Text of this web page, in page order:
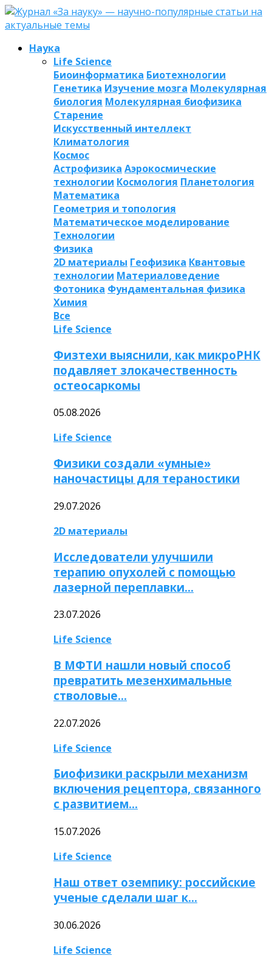
Наука
Life Science
Биоинформатика Биотехнологии
Генетика Изучение мозга Молекулярная
биология Молекулярная биофизика
Старение
Искусственный интеллект
Климатология
Космос
Астрофизика Аэрокосмические
технологии Космология Планетология
Математика
Геометрия и топология
Математическое моделирование
Технологии
Физика
2D материалы Геофизика Квантовые
технологии Материаловедение
Фотоника Фундаментальная физика
Химия
Все
Life Science
Физтехи выяснили, как микроРНК
подавляет злокачественность
остеосаркомы
05.08.2026
Life Science
Физики создали «умные»
наночастицы для тераностики
29.07.2026
2D материалы
Исследователи улучшили
терапию опухолей с помощью
лазерной переплавки…
23.07.2026
Life Science
В МФТИ нашли новый способ
превратить мезенхимальные
стволовые…
22.07.2026
Life Science
Биофизики раскрыли механизм
включения рецептора, связанного
с развитием…
15.07.2026
Life Science
Наш ответ оземпику: российские
ученые сделали шаг к…
30.06.2026
Life Science